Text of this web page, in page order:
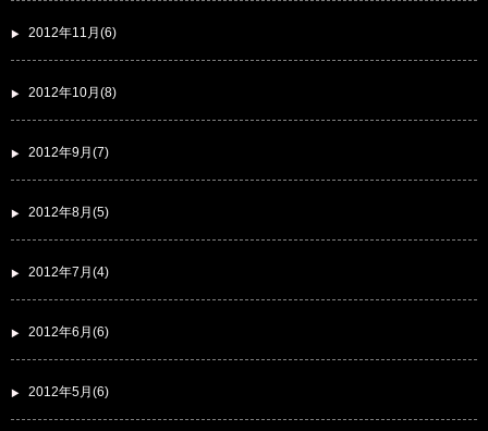
2012年11月(6)
2012年10月(8)
2012年9月(7)
2012年8月(5)
2012年7月(4)
2012年6月(6)
2012年5月(6)